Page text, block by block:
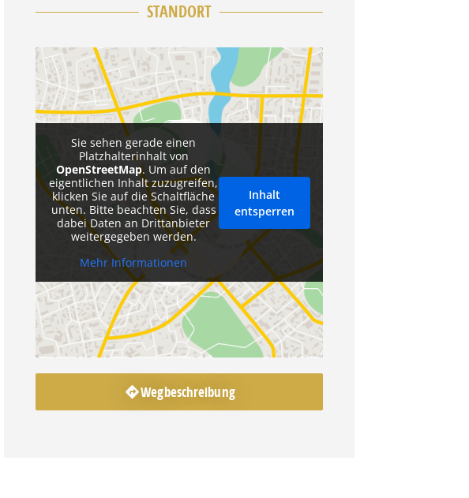
STANDORT
Sie sehen gerade einen
Platzhalterinhalt von
OpenStreetMap. Um auf den
eigentlichen Inhalt zuzugreifen,
klicken Sie auf die Schaltfläche
unten. Bitte beachten Sie, dass
dabei Daten an Drittanbieter
weitergegeben werden.
Mehr Informationen
Inhalt
entsperren
Wegbeschreibung